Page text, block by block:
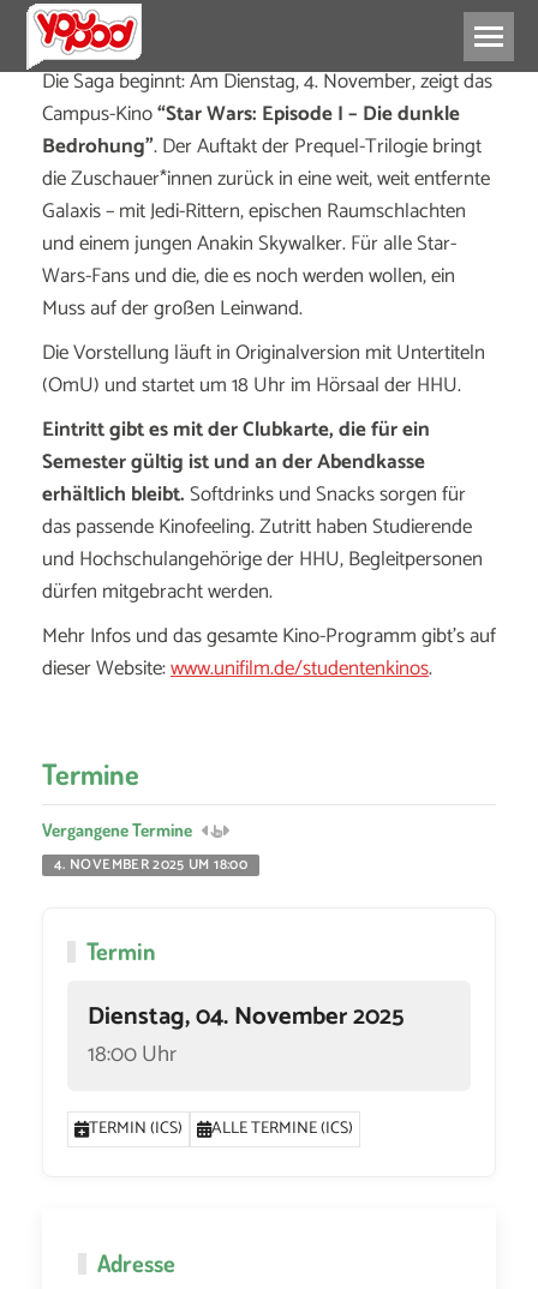
Die Saga beginnt: Am Dienstag, 4. November, zeigt das
Campus-Kino“Star Wars: Episode I – Die dunkle
Bedrohung”. Der Auftakt der Prequel-Trilogie bringt
die Zuschauer*innen zurück in eine weit, weit entfernte
Galaxis – mit Jedi-Rittern, epischen Raumschlachten
und einem jungen Anakin Skywalker. Für alle Star-
Wars-Fans und die, die es noch werden wollen, ein
Muss auf der großen Leinwand.
Die Vorstellung läuft in Originalversion mit Untertiteln
(OmU) und startet um 18 Uhr im Hörsaal der HHU.
Eintritt gibt es mit der Clubkarte, die für ein
Semester gültig ist und an der Abendkasse
erhältlich bleibt.Softdrinks und Snacks sorgen für
das passende Kinofeeling. Zutritt haben Studierende
und Hochschulangehörige der HHU, Begleitpersonen
dürfen mitgebracht werden.
Mehr Infos und das gesamte Kino-Programm gibt’s auf
dieser Website:www.unifilm.de/studentenkinos.
Termine
Vergangene Termine
4. NOVEMBER 2025 UM 18:00
Termin
Dienstag, 04. November 2025
18:00 Uhr
TERMIN (ICS) ALLE TERMINE (ICS)
Adresse